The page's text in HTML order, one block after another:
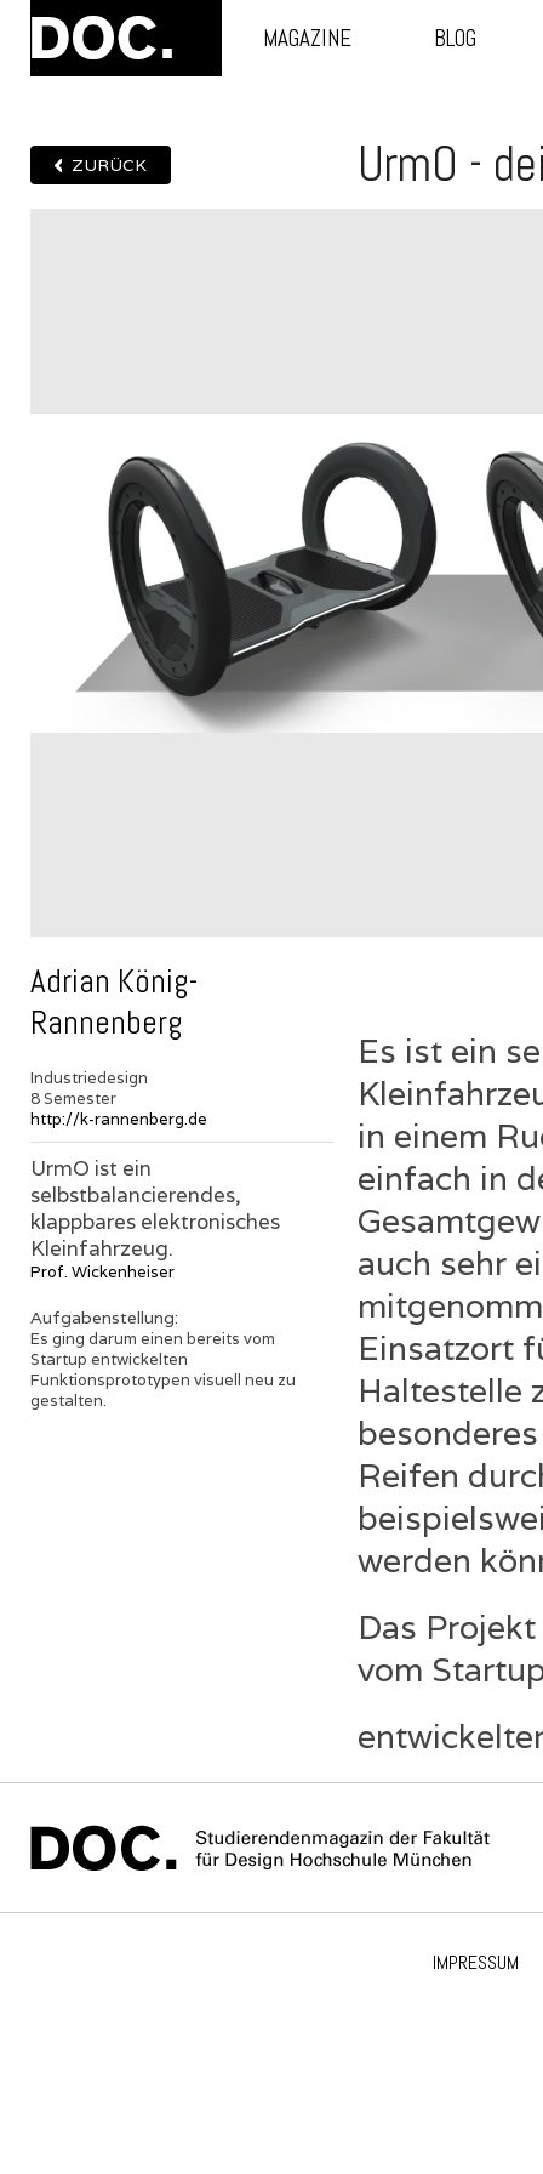
MAGAZINE BLOG
ZURÜCK UrmO -
Adrian König-
Rannenberg
Industriedesign
8 Semester
http://k-rannenberg.de
UrmO ist ein
selbstbalancierendes,
klappbares elektronisches
Kleinfahrzeug.
Prof. Wickenheiser
Aufgabenstellung:
Es ging darum einen bereits vom
Startup entwickelten
Funktionsprototypen visuell neu zu
gestalten.
Es ist ein
in einem
einfach in
auch sehr
Einsatzort
Haltestelle
Reifen
werden
Das
vom
IMPRESSUM